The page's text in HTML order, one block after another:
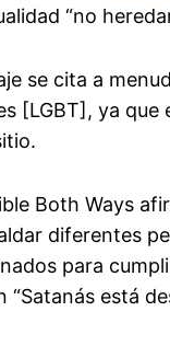
“no
se cita a
[LGBT], ya que
Both Ways
diferentes
para
“Satanás está